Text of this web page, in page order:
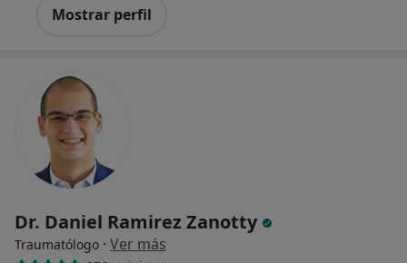
Mostrar perfil
Dr. Daniel Ramirez Zanotty
Traumatólogo · Ver más